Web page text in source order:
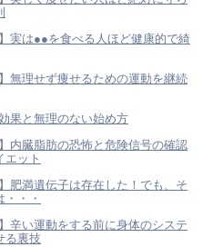
実は●●を食べる人ほど健康的で綺
無理せず痩せるための運動を継続
果と無理のない始め方
内臓脂肪の恐怖と危険信号の確認
エット
肥満遺伝子は存在した！でも、そ
・・
辛い運動をする前に身体のシステ
る裏技